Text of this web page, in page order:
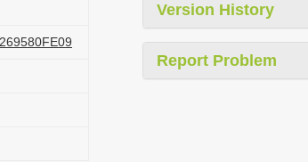
Version History
Report Problem